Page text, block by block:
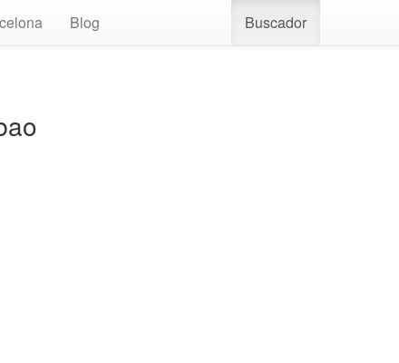
Blog Buscador